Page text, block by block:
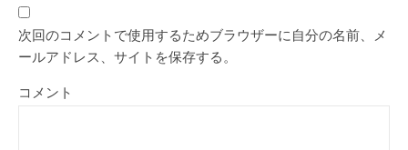
次回のコメントで使用するためブラウザーに自分の名前、メ
ールアドレス、サイトを保存する。
コメント